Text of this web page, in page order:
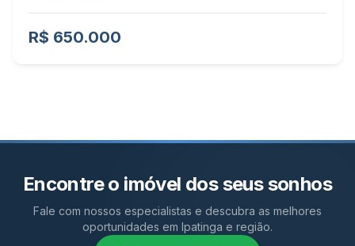
R$ 650.000
Encontre o imóvel dos seus sonhos
Fale com nossos especialistas e descubra as melhores
oportunidades em Ipatinga e região.